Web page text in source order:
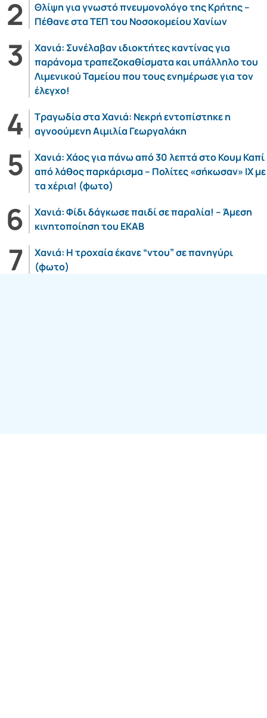
Θλίψη για γνωστό πνευμονολόγο της Κρήτης –
Πέθανε στα ΤΕΠ του Νοσοκομείου Χανίων
Χανιά: Συνέλαβαν ιδιοκτήτες καντίνας για
παράνομα τραπεζοκαθίσματα και υπάλληλο του
Λιμενικού Ταμείου που τους ενημέρωσε για τον
έλεγχο!
Τραγωδία στα Χανιά: Νεκρή εντοπίστηκε η
αγνοούμενη Αιμιλία Γεωργαλάκη
Χανιά: Χάος για πάνω από 30 λεπτά στο Κουμ Καπί
από λάθος παρκάρισμα – Πολίτες «σήκωσαν» ΙΧ με
τα χέρια! (φωτο)
Χανιά: Φίδι δάγκωσε παιδί σε παραλία! – Άμεση
κινητοποίηση του ΕΚΑΒ
Χανιά: Η τροχαία έκανε “ντου” σε πανηγύρι
(φωτο)